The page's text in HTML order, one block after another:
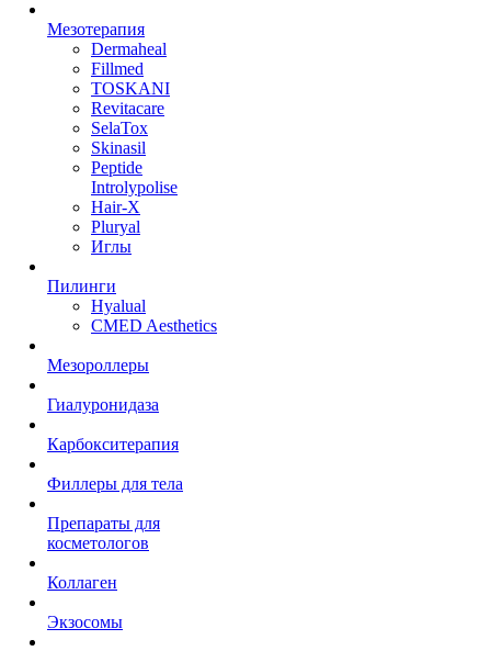
Мезотерапия
Dermaheal
Fillmed
TOSKANI
Revitacare
SelaTox
Skinasil
Peptide
Introlypolise
Hair-X
Pluryal
Иглы
Пилинги
Hyalual
CMED Aesthetics
Мезороллеры
Гиалуронидаза
Карбокситерапия
Филлеры для тела
Препараты для
косметологов
Коллаген
Экзосомы